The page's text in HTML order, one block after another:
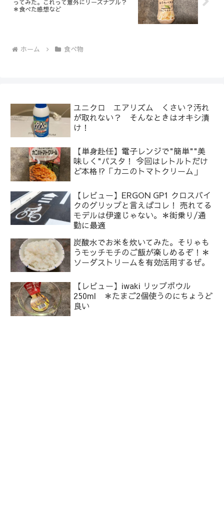
ってみた。これって意外にリーズナブル？
＊食べた感想など
ホーム 食べ物
ユニクロ エアリズム くさい？汚れ
が取れない？ そんなときはオキシ漬
け！
【単身赴任】電子レンジで"簡単""美
味しく"パスタ！ 今回はレトルトだけ
ど本格⁉︎「カニのトマトクリーム」
【レビュー】ERGON GP1 クロスバイ
クのグリップと言えばコレ！ 売れてる
モデルは伊達じゃない。＊街乗り/通
勤に最適
炭酸水でお米を炊いてみた。そりゃも
うモッチモチのご飯が楽しめるぞ！＊
ソーダストリームを有効活用するぜ。
【レビュー】iwaki リップボウル
250ml ＊たまご2個使うのにちょうど
良い